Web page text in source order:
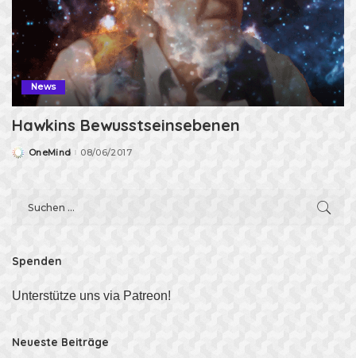
News
Hawkins Bewusstseinsebenen
PostedOneMind 08/06/2017
Spenden
Unterstütze uns via Patreon!
Neueste Beiträge